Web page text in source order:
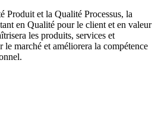
Produit et la Qualité Processus, la
en Qualité pour le client et en valeur
les produits, services et
le marché et améliorera la compétence